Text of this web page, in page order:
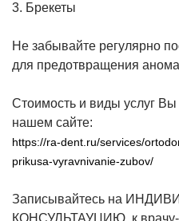
3. Брекеты
Не забывайте регулярно
для предотвращения
Стоимость и виды услуг
нашем сайте:
https://ra-dent.ru/services/
prikusa-vyravnivanie-zubov/
Записывайтесь на